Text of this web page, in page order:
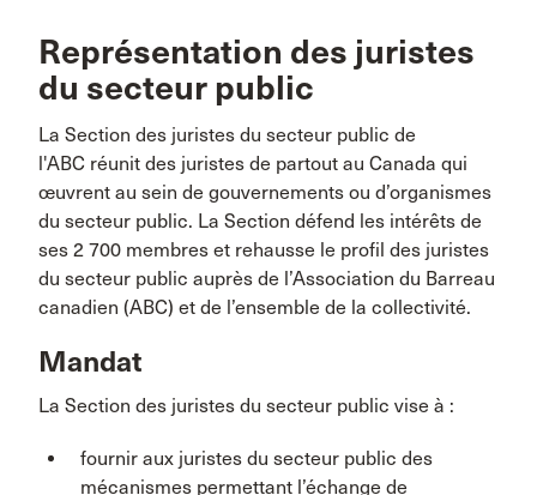
Représentation des juristes
du secteur public
La Section des juristes du secteur public de
l'ABC réunit des juristes de partout au Canada qui
œuvrent au sein de gouvernements ou d’organismes
du secteur public. La Section défend les intérêts de
ses 2 700 membres et rehausse le profil des juristes
du secteur public auprès de l’Association du Barreau
canadien (ABC) et de l’ensemble de la collectivité.
Mandat
La Section des juristes du secteur public vise à :
fournir aux juristes du secteur public des
mécanismes permettant l’échange de